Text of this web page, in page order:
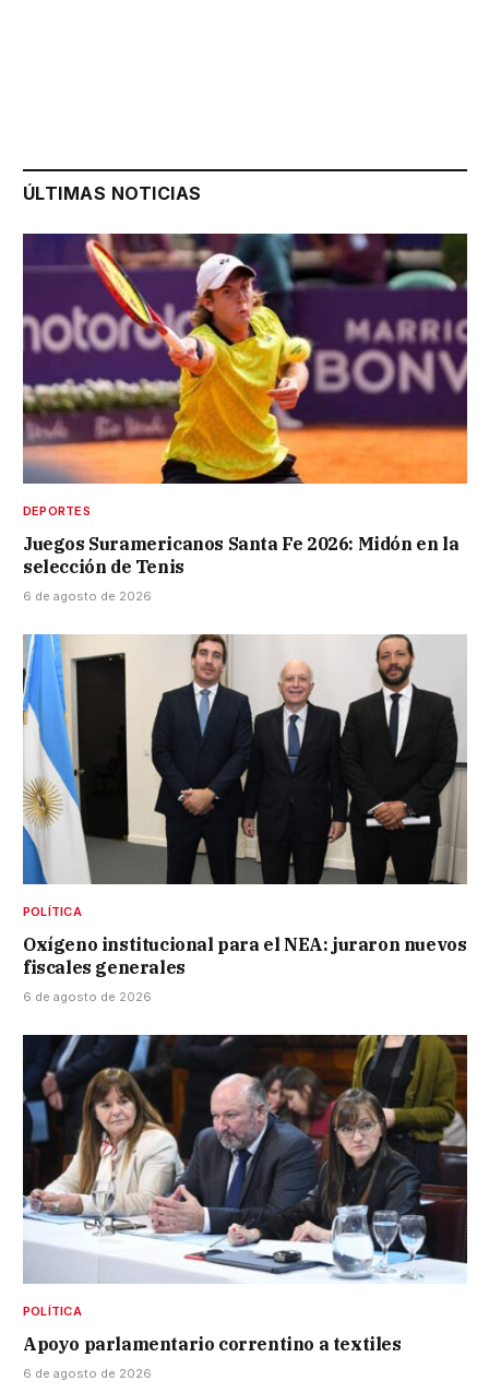
ÚLTIMAS NOTICIAS
DEPORTES
Juegos Suramericanos Santa Fe 2026: Midón en la
selección de Tenis
6 de agosto de 2026
POLÍTICA
Oxígeno institucional para el NEA: juraron nuevos
fiscales generales
6 de agosto de 2026
POLÍTICA
Apoyo parlamentario correntino a textiles
6 de agosto de 2026